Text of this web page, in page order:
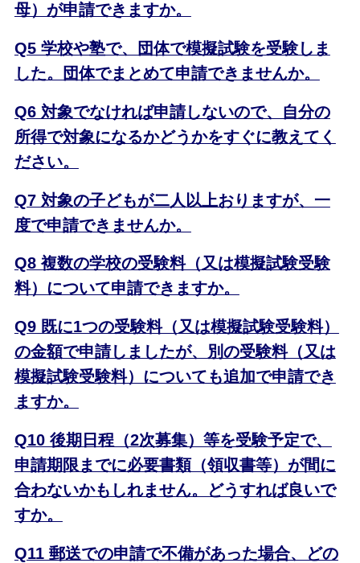
母）が申請できますか。
Q5 学校や塾で、団体で模擬試験を受験しま
した。団体でまとめて申請できませんか。
Q6 対象でなければ申請しないので、自分の
所得で対象になるかどうかをすぐに教えてく
ださい。
Q7 対象の子どもが二人以上おりますが、一
度で申請できませんか。
Q8 複数の学校の受験料（又は模擬試験受験
料）について申請できますか。
Q9 既に1つの受験料（又は模擬試験受験料）
の金額で申請しましたが、別の受験料（又は
模擬試験受験料）についても追加で申請でき
ますか。
Q10 後期日程（2次募集）等を受験予定で、
申請期限までに必要書類（領収書等）が間に
合わないかもしれません。どうすれば良いで
すか。
Q11 郵送での申請で不備があった場合、どの